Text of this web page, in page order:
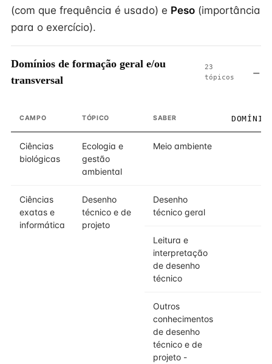
(com que frequência é usado) e Peso (importância
para o exercício).
Domínios de formação geral e/ou
transversal
23
tópicos
CAMPO TÓPICO SABER DOMÍNIO
Ciências
biológicas
Ecologia e
gestão
ambiental
Meio ambiente
Ciências
exatas e
informática
Desenho
técnico e de
projeto
Desenho
técnico geral
Leitura e
interpretação
de desenho
técnico
Outros
conhecimentos
de desenho
técnico e de
projeto -